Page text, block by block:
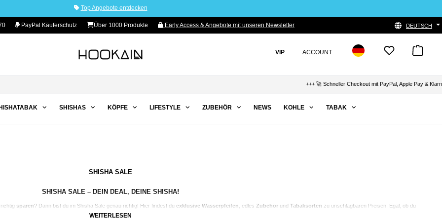
Top Angebote entdecken
PayPal Käuferschutz Über 1000 Produkte Early Access & Angebote mit unseren Newsletter DEUTSCH
VIP ACCOUNT
+++ 🚀 Schneller Checkout mit PayPal, Apple Pay & Klarna
SHISHAS KÖPFE LIFESTYLE ZUBEHÖR NEWS KOHLE TABAK
SHISHA SALE
SHISHA SALE – DEIN DEAL, DEINE SHISHA!
sparen? Dann bist du im Shisha Sale genau richtig! Hier findest du exklusive Wasserpfeifen , edles Zubehör und Tabaksorten zu unschlagbaren Preisen. Egal, ob du
oder praktischesZubehör
WEITERLESEN